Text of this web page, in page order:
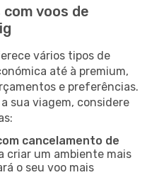
voos de
vários tipos de
até à premium,
e preferências.
sua viagem, considere
cancelamento de
criar um ambiente mais
o seu voo mais